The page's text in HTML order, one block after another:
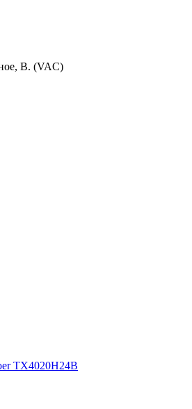
В. (VAC)
TX4020H24B